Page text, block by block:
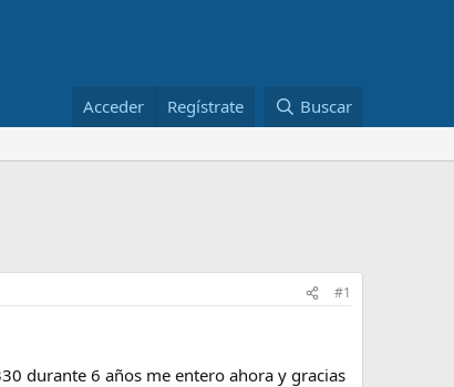
Acceder Regístrate Buscar
#1
durante 6 años me entero ahora y gracias